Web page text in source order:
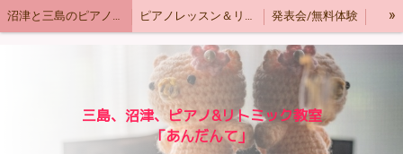
沼津と三島のピアノ教室＆リトミック教室「あんだんて」 ピアノレッスン＆リトミックレッスンの内容 発表会/無料体験 »
三島、沼津、ピアノ&リトミック教室
「あんだんて」